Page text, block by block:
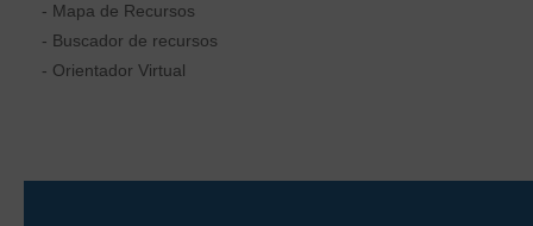
- Mapa de Recursos
- Buscador de recursos
- Orientador Virtual